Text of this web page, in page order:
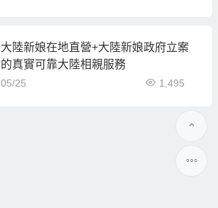
大陸新娘在地直營+大陸新娘政府立案
的真實可靠大陸相親服務
05/25 1,495